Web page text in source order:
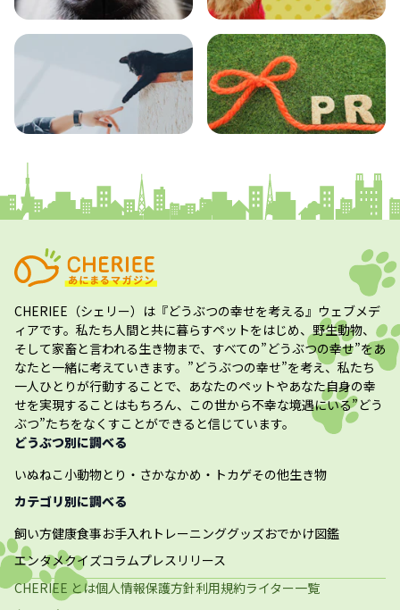
エンタメ クイズ
CHERIEE（シェリー） は『どうぶつの幸せを考える』ウェブメデ
ィアです。私たち人間と共に暮らすペットをはじめ、野生動物、
そして家畜と言われる生き物まで、すべての”どうぶつの幸せ”をあ
なたと一緒に考えていきます。”どうぶつの幸せ”を考え、私たち
一人ひとりが行動することで、あなたのペットやあなた自身の幸
せを実現することはもちろん、この世から不幸な境遇にいる”どう
ぶつ”たちをなくすことができると信じています。
どうぶつ別に調べる
いぬねこ小動物とり・さかなかめ・トカゲその他生き物
カテゴリ別に調べる
飼い方健康食事お手入れ トレーニンググッズおでかけ図鑑
エンタメクイズコラムプレスリリース
CHERIEE とは個人情報保護方針利用規約ライター一覧